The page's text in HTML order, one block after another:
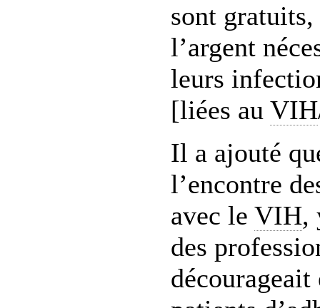
sont gratuits,
l’argent
leurs
[liées au VIH
Il a ajouté
l’encontre
avec le VIH,
des